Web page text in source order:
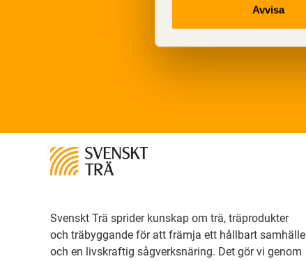
Avvisa
Svenskt Trä sprider kunskap om trä, träprodukter
och träbyggande för att främja ett hållbart samhälle
och en livskraftig sågverksnäring. Det gör vi genom